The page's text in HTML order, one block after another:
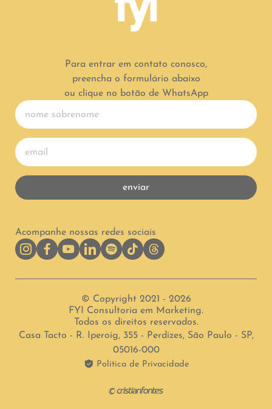
Para entrar em contato conosco,
preencha o formulário abaixo
ou clique no botão de WhatsApp
enviar
Acompanhe nossas redes sociais
© Copyright 2021 - 2026
FYI Consultoria em Marketing.
Todos os direitos reservados.
Casa Tacto - R. Iperoig, 355 - Perdizes, São Paulo - SP,
05016-000
Política de Privacidade